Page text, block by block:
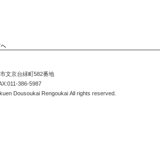
文京台緑町582番地
386-5987
Dousoukai Rengoukai All rights reserved.